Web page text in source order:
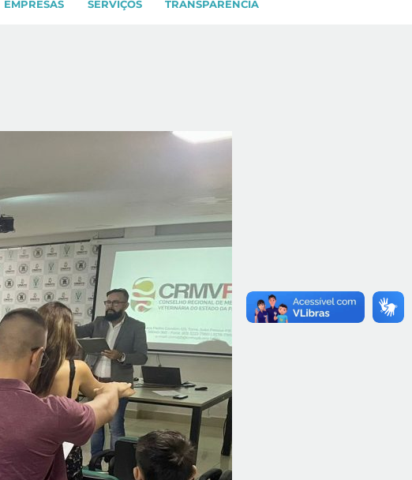
EMPRESAS SERVIÇOS TRANSPARÊNCIA